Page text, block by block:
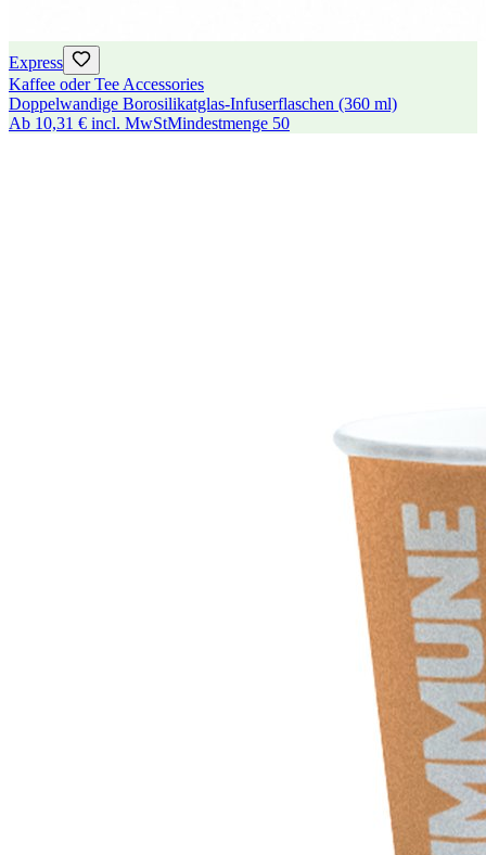
Express
Kaffee oder Tee Accessories
Doppelwandige Borosilikatglas-Infuserflaschen (360 ml)
Ab 10,31 € incl. MwStMindestmenge 50